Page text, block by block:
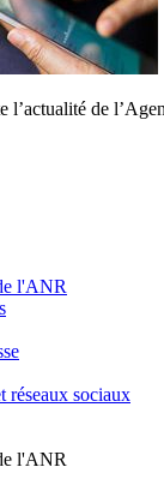
l’actualité de
l'ANR
réseaux sociaux
l'ANR